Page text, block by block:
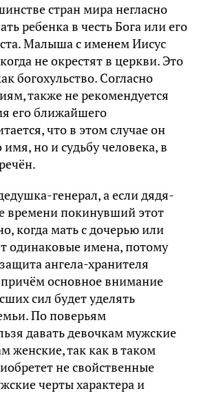
стран мира негласно
ребенка в честь Бога или его
Малыша с именем Иисус
не окрестят в церкви. Это
богохульство. Согласно
также не рекомендуется
его ближайшего
что в этом случае он
но и судьбу человека, в
генерал, а если дядя-
времени покинувший этот
когда мать с дочерью или
одинаковые имена, потому
ангела-хранителя
основное внимание
сил будет уделять
По поверьям
давать девочкам мужские
женские, так как в таком
не свойственные
черты характера и